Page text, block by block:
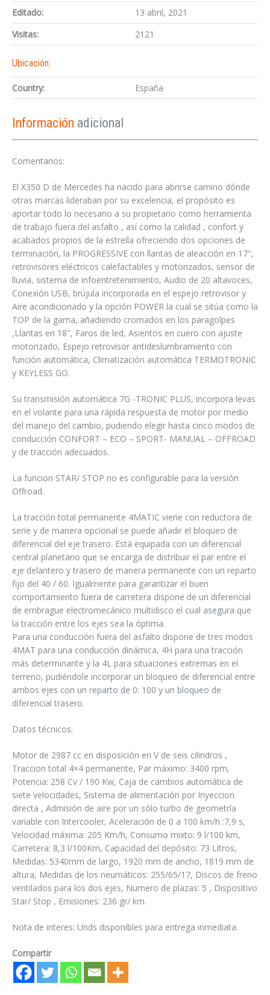
Editado:
13 abril, 2021
Visitas:
2121
Ubicación:
Country: España
Información adicional
Comentarios:
El X350 D de Mercedes ha nacido para abrirse camino dónde
otras marcas lideraban por su excelencia, el propósito es
aportar todo lo necesario a su propietario como herramienta
de trabajo fuera del asfalto , así como la calidad , confort y
acabados propios de la estrella ofreciendo dos opciones de
terminación, la PROGRESSIVE con llantas de aleacción en 17″,
retrovisores eléctricos calefactables y motorizados, sensor de
lluvia, sistema de infoentretenimiento, Audio de 20 altavoces,
Conexión USB, brújula incorporada en el espejo retrovisor y
Aire acondicionado y la opción POWER la cual se sitúa como la
TOP de la gama, añadiendo cromados en los paragolpes
,Llantas en 18″, Faros de led, Asientos en cuero con ajuste
motorizado, Espejo retrovisor antideslumbramiento con
función automática, Climatización automática TERMOTRONIC
y KEYLESS GO.
Su transmisión automática 7G -TRONIC PLUS, incorpora levas
en el volante para una rápida respuesta de motor por medio
del manejo del cambio, pudiendo elegir hasta cinco modos de
conducción CONFORT – ECO – SPORT- MANUAL – OFFROAD
y de tracción adecuados.
La funcion STAR/ STOP no es configurable para la versión
Offroad.
La tracción total permanente 4MATIC viene con reductora de
serie y de manera opcional se puede añadir el bloqueo de
diferencial del eje trasero. Está equipada con un diferencial
central planetario que se encarga de distribuir el par entre el
eje delantero y trasero de manera permanente con un reparto
fijo del 40 / 60. Igualmente para garantizar el buen
comportamiento fuera de carretera dispone de un diferencial
de embrague electromecánico multidisco el cual asegura que
la tracción entre los ejes sea la óptima.
Para una conducción fuera del asfalto dispone de tres modos
4MAT para una conducción dinámica, 4H para una tracción
más determinante y la 4L para situaciones extremas en el
terreno, pudiéndole incorporar un bloqueo de diferencial entre
ambos ejes con un reparto de 0: 100 y un bloqueo de
diferencial trasero.
Datos técnicos:
Motor de 2987 cc en disposición en V de seis cilindros ,
Traccion total 4×4 permanente, Par máximo: 3400 rpm,
Potencia: 258 Cv / 190 Kw, Caja de cambios automática de
siete velocidades, Sistema de alimentación por Inyeccion
directa , Admisión de aire por un sólo turbo de geometría
variable con Intercooler, Aceleración de 0 a 100 km/h :7,9 s,
Velocidad máxima: 205 Km/h, Consumo mixto: 9 l/100 km,
Carretera: 8,3 l/100Km, Capacidad del depósito: 73 Litros,
Medidas: 5340mm de largo, 1920 mm de ancho, 1819 mm de
altura, Medidas de los neumáticos: 255/65/17, Discos de freno
ventilados para los dos ejes, Numero de plazas: 5 , Dispositivo
Star/ Stop , Emisiones: 236 gr/ km.
Nota de interes: Unds disponibles para entrega inmediata.
Compartir